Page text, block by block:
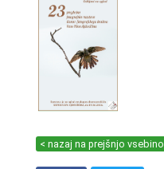
< nazaj na prejšnjo vsebino